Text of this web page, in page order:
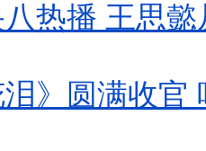
八热播 王思
》圆满收官